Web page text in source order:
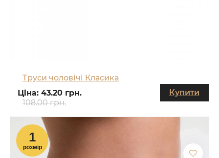
Труси чоловічі Класика
Ціна: 43.20 грн.
108.00 грн.
Купити